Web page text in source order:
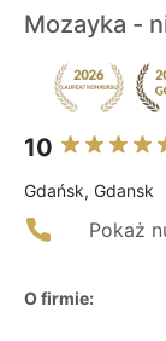
Mozayka -
10
Gdańsk, Gdansk
Pokaż
O firmie: